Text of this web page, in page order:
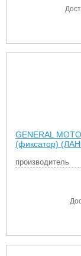
GENERAL
(фиксатор)
производитель